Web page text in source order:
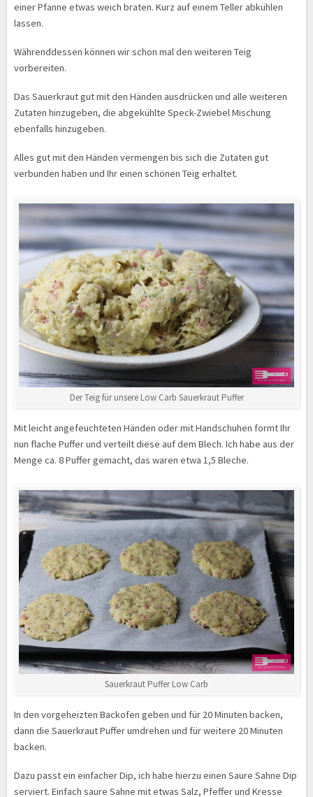
einer Pfanne etwas weich braten. Kurz auf einem Teller abkühlen
lassen.
Währenddessen können wir schon mal den weiteren Teig
vorbereiten.
Das Sauerkraut gut mit den Händen ausdrücken und alle weiteren
Zutaten hinzugeben, die abgekühlte Speck-Zwiebel Mischung
ebenfalls hinzugeben.
Alles gut mit den Händen vermengen bis sich die Zutaten gut
verbunden haben und Ihr einen schönen Teig erhaltet.
Der Teig für unsere Low Carb Sauerkraut Puffer
Mit leicht angefeuchteten Händen oder mit Handschuhen formt Ihr
nun flache Puffer und verteilt diese auf dem Blech. Ich habe aus der
Menge ca. 8 Puffer gemacht, das waren etwa 1,5 Bleche.
Sauerkraut Puffer Low Carb
In den vorgeheizten Backofen geben und für 20 Minuten backen,
dann die Sauerkraut Puffer umdrehen und für weitere 20 Minuten
backen.
Dazu passt ein einfacher Dip, ich habe hierzu einen Saure Sahne Dip
serviert. Einfach saure Sahne mit etwas Salz, Pfeffer und Kresse